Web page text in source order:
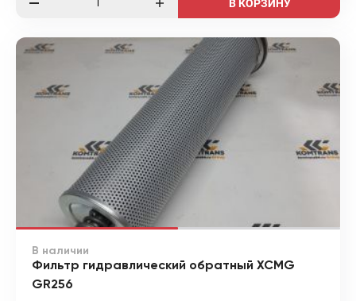
В КОРЗИНУ
В наличии
Фильтр гидравлический обратный XCMG
GR256